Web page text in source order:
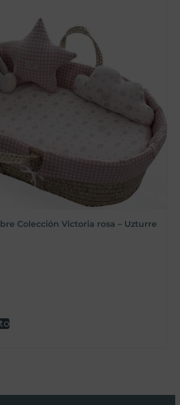
Colección Victoria rosa – Uzturre